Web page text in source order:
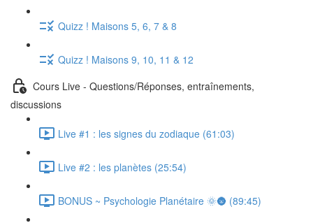
Quizz ! Maisons 5, 6, 7 & 8
Quizz ! Maisons 9, 10, 11 & 12
Cours Live - Questions/Réponses, entraînements,
discussions
Live #1 : les signes du zodiaque (61:03)
Live #2 : les planètes (25:54)
BONUS ~ Psychologie Planétaire 🌞🌚 (89:45)